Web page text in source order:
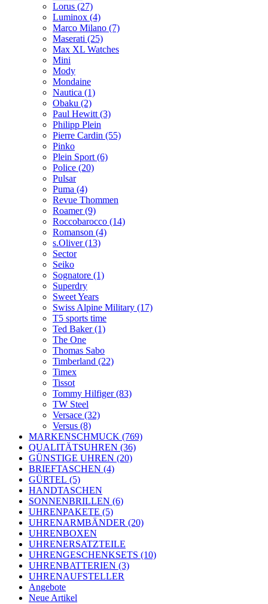
Lorus (27)
Luminox (4)
Marco Milano (7)
Maserati (25)
Max XL Watches
Mini
Mody
Mondaine
Nautica (1)
Obaku (2)
Paul Hewitt (3)
Philipp Plein
Pierre Cardin (55)
Pinko
Plein Sport (6)
Police (20)
Pulsar
Puma (4)
Revue Thommen
Roamer (9)
Roccobarocco (14)
Romanson (4)
s.Oliver (13)
Sector
Seiko
Sognatore (1)
Superdry
Sweet Years
Swiss Alpine Military (17)
T5 sports time
Ted Baker (1)
The One
Thomas Sabo
Timberland (22)
Timex
Tissot
Tommy Hilfiger (83)
TW Steel
Versace (32)
Versus (8)
MARKENSCHMUCK (769)
QUALITÄTSUHREN (36)
GÜNSTIGE UHREN (20)
BRIEFTASCHEN (4)
GÜRTEL (5)
HANDTASCHEN
SONNENBRILLEN (6)
UHRENPAKETE (5)
UHRENARMBÄNDER (20)
UHRENBOXEN
UHRENERSATZTEILE
UHRENGESCHENKSETS (10)
UHRENBATTERIEN (3)
UHRENAUFSTELLER
Angebote
Neue Artikel